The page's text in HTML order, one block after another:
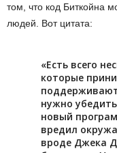
том, что код Биткойна
людей. Вот цитата:
«Есть всего
которые
нужно
новый
вредил
вроде Джека